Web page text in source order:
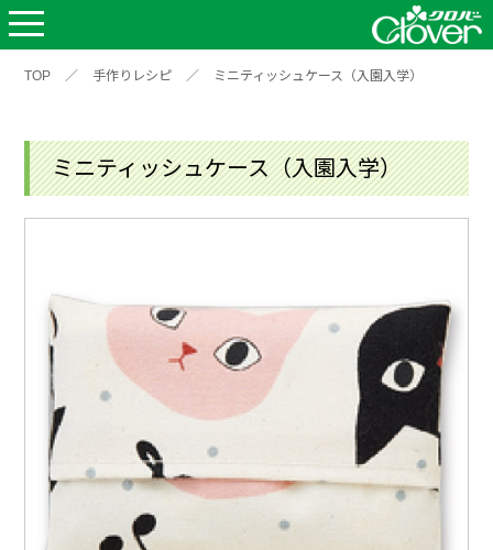
TOP ／ 手作りレシピ ／ ミニティッシュケース（入園入学）
ミニティッシュケース（入園入学）